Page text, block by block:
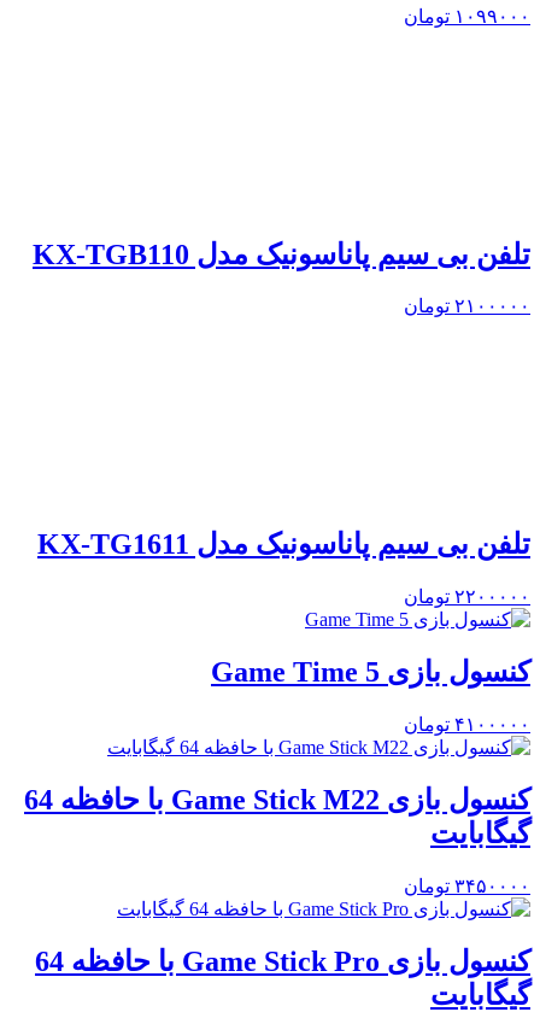
۱۰۹۹۰۰۰ تومان
تلفن بی سیم پاناسونیک مدل KX-TGB110
۲۱۰۰۰۰۰ تومان
تلفن بی سیم پاناسونیک مدل KX-TG1611
۲۲۰۰۰۰۰ تومان
کنسول بازی Game Time 5
۴۱۰۰۰۰۰ تومان
کنسول بازی Game Stick M22 با حافظه 64
گیگابایت
۳۴۵۰۰۰۰ تومان
کنسول بازی Game Stick Pro با حافظه 64
گیگابایت